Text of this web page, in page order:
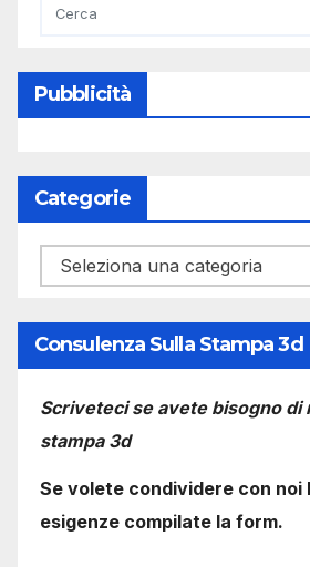
Pubblicità
Categorie
Categorie
Consulenza Sulla Stampa 3d
Scriveteci se avete bisogno di
stampa 3d
Se volete condividere con noi
esigenze compilate la form.